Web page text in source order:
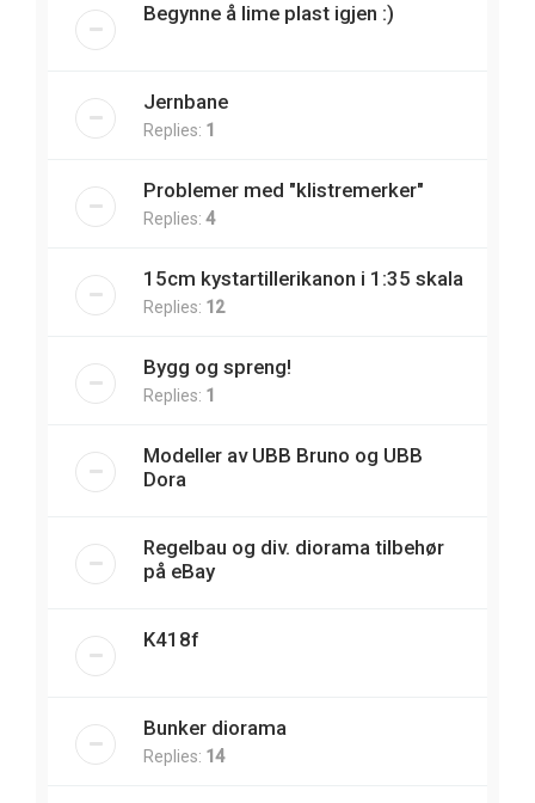
Begynne å lime plast igjen :)
Jernbane
Replies: 1
Problemer med "klistremerker"
Replies: 4
15cm kystartillerikanon i 1:35 skala
Replies: 12
Bygg og spreng!
Replies: 1
Modeller av UBB Bruno og UBB
Dora
Regelbau og div. diorama tilbehør
på eBay
K418f
Bunker diorama
Replies: 14